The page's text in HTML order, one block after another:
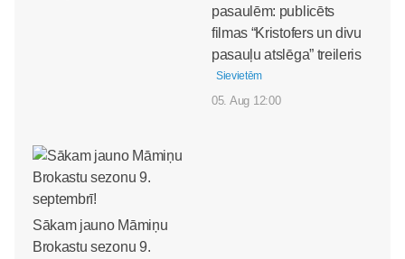
pasaulēm: publicēts
filmas “Kristofers un divu
pasauļu atslēga” treileris
Sievietēm
05. Aug 12:00
Sākam jauno Māmiņu
Brokastu sezonu 9.